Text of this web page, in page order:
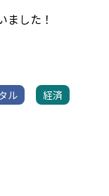
ました！
ル 経済